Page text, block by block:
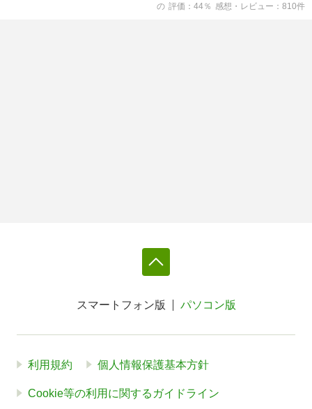
の 評価 44％ 感想・レビュー 810件
スマートフォン版 パソコン版
利用規約 個人情報保護基本方針
Cookie等の利用に関するガイドライン